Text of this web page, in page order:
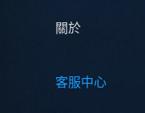
關於
客服中心